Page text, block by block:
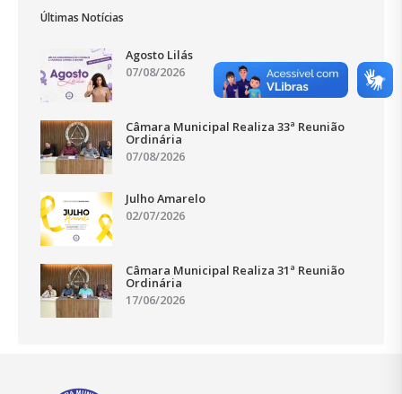
Últimas Notícias
Agosto Lilás
07/08/2026
Câmara Municipal Realiza 33ª Reunião
Ordinária
07/08/2026
Julho Amarelo
02/07/2026
Câmara Municipal Realiza 31ª Reunião
Ordinária
17/06/2026